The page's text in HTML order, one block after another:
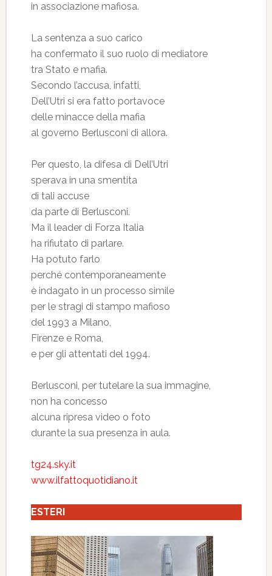
in associazione mafiosa.
La sentenza a suo carico
ha confermato il suo ruolo di mediatore
tra Stato e mafia.
Secondo l’accusa, infatti,
Dell’Utri si era fatto portavoce
delle minacce della mafia
al governo Berlusconi di allora.
Per questo, la difesa di Dell’Utri
sperava in una smentita
di tali accuse
da parte di Berlusconi.
Ma il leader di Forza Italia
ha rifiutato di parlare.
Ha potuto farlo
perché contemporaneamente
è indagato in un processo simile
per le stragi di stampo mafioso
del 1993 a Milano,
Firenze e Roma,
e per gli attentati del 1994.
Berlusconi, per tutelare la sua immagine,
non ha concesso
alcuna ripresa video o foto
durante la sua presenza in aula.
tg24.sky.it
www.ilfattoquotidiano.it
ESTERI